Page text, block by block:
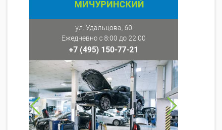
МИЧУРИНСКИЙ
ул. Удальцова, 60
Ежедневно с 8:00 до 22:00
+7 (495) 150-77-21